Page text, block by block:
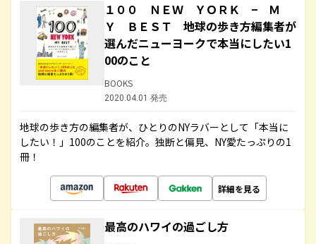
１００ ＮＥＷ ＹＯＲＫ − Ｍ
Ｙ ＢＥＳＴ 地球の歩き方編集者が
選んだニューヨークで本当にしたい1
00のこと
BOOKS
2020.04.01 発売
地球の歩き方の編集者が、ひとりのNYラバーとして「本当に
したい！」100のことを紹介。独断と偏見、NY愛たっぷりの1
冊！
詳細を見る
最高のハワイの過ごし方